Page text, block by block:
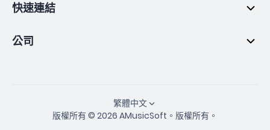
快速連結
公司
繁體中文
版權所有 © 2026 AMusicSoft。版權所有。